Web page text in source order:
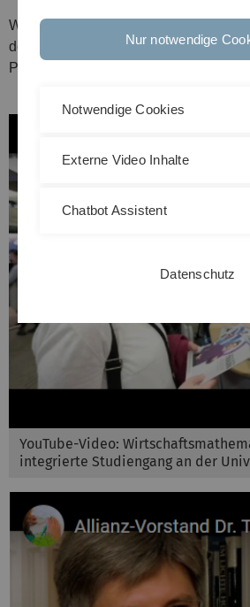
Weitere Informationen zum Thema
dem Berufsbild und aktuell
Praktikantenstellen findet Ihr auch auf
YouTube-Video:
integrierte Studiengang an der
Nur notwendige
Notwendige Cookies
Externe Video Inhalte
Chatbot Assistent
Datenschutz